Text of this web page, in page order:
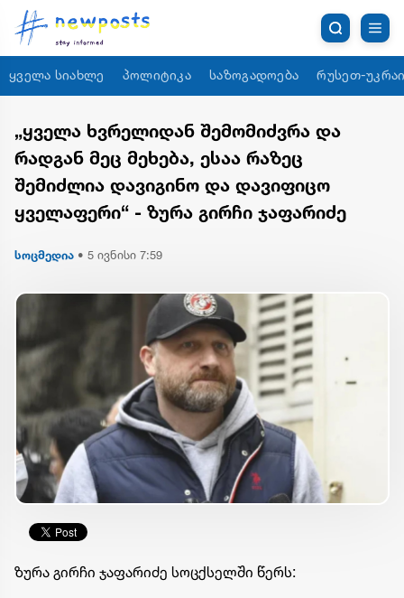
ყველა სიახლე პოლიტიკა საზოგადოება რუსეთ-
„ყველა ხვრელიდან შემომიძვრა და
რადგან მეც მეხება, ესაა რაზეც
შემიძლია დავიგინო და დავიფიცო
ყველაფერი“ - ზურა გირჩი ჯაფარიძე
სოცმედია • 5 ივნისი 7:59
ზურა გირჩი ჯაფარიძე სოცქსელში წერს: